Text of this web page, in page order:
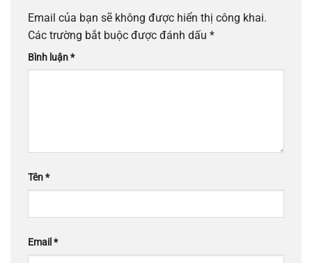
Email của bạn sẽ không được hiển thị công khai.
Các trường bắt buộc được đánh dấu *
Bình luận*
Tên*
Email *